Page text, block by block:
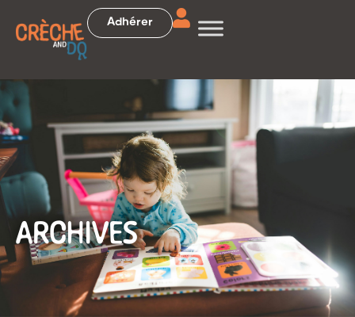
Adhérer
ARCHIVES